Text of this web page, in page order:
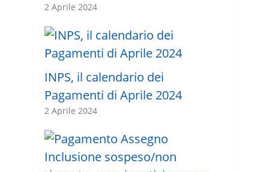
2 Aprile 2024
INPS, il calendario dei
Pagamenti di Aprile 2024
2 Aprile 2024